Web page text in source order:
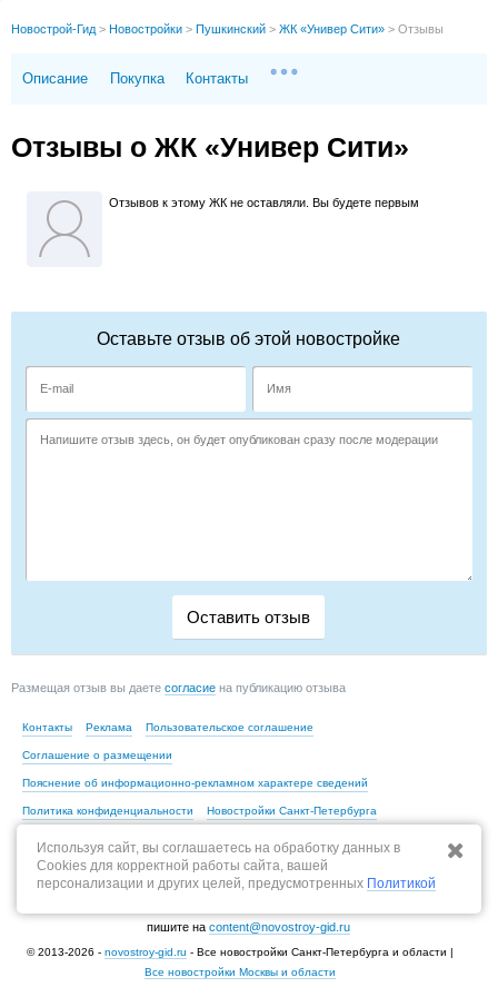
Новострой-Гид > Новостройки > Пушкинский > ЖК «Универ Сити» > Отзывы
Описание Покупка Контакты
Отзывы о ЖК «Универ Сити»
Отзывов к этому ЖК не оставляли. Вы будете первым
Оставьте отзыв об этой новостройке
Размещая отзыв вы даетесогласие на публикацию отзыва
Контакты Реклама Пользовательское соглашение
Соглашение о размещении
Пояснение об информационно-рекламном характере сведений
Политика конфиденциальности Новостройки Санкт-Петербурга
пишите наcontent@novostroy-gid.ru
© 2013-2026 -novostroy-gid.ru - Все новостройки Санкт-Петербурга и области |
Все новостройки Москвы и области
Используя сайт, вы соглашаетесь на обработку данных в
Cookies для корректной работы сайта, вашей
персонализации и других целей, предусмотренных Политикой